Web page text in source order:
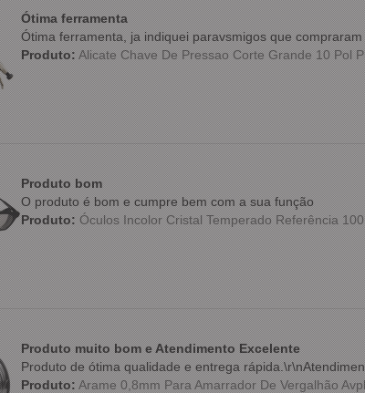
Ótima ferramenta
Ótima ferramenta, ja indiquei paravsmigos que
Produto:Alicate Chave De Pressao Corte Grande 10 Pol
Produto bom
O produto é bom e cumpre bem com a sua função
Produto:Óculos Incolor Cristal Temperado Referência
Produto muito bom e Atendimento Excelente
Produto de ótima qualidade e entrega
Produto:Arame 0,8mm Para Amarrador De Vergalhão